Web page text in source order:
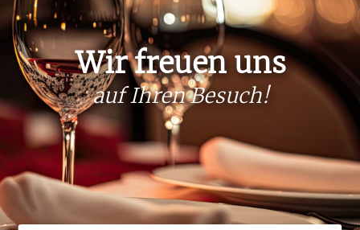
Wir freuen uns
auf Ihren Besuch!